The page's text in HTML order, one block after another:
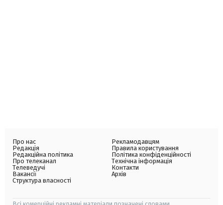
Про нас
Редакція
Редакційна політика
Про телеканал
Телеведучі
Вакансії
Структура власності
Рекламодавцям
Правила користування
Політика конфіденційності
Технічна інформація
Контакти
Архів